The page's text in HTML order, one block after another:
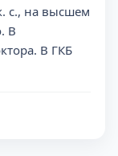
с., на высшем
В
В ГКБ